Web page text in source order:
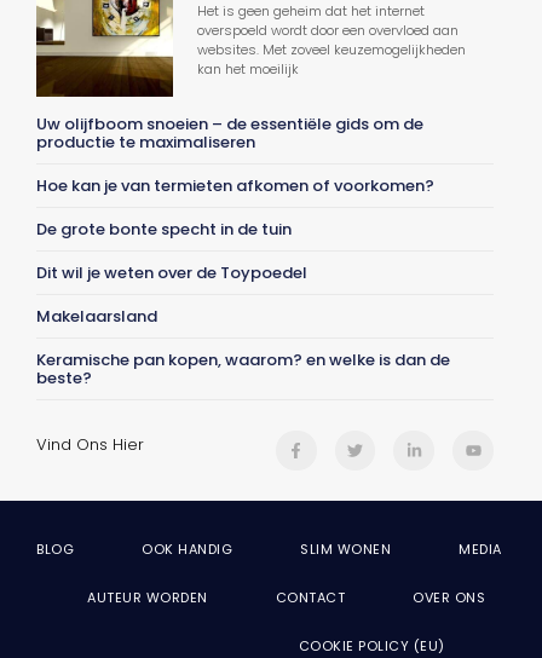
Het is geen geheim dat het internet
overspoeld wordt door een overvloed aan
websites. Met zoveel keuzemogelijkheden
kan het moeilijk
Uw olijfboom snoeien – de essentiële gids om de
productie te maximaliseren
Hoe kan je van termieten afkomen of voorkomen?
De grote bonte specht in de tuin
Dit wil je weten over de Toypoedel
Makelaarsland
Keramische pan kopen, waarom? en welke is dan de
beste?
Vind Ons Hier
BLOG OOK HANDIG SLIM WONEN MEDIA
AUTEUR WORDEN CONTACT OVER ONS
COOKIE POLICY (EU)